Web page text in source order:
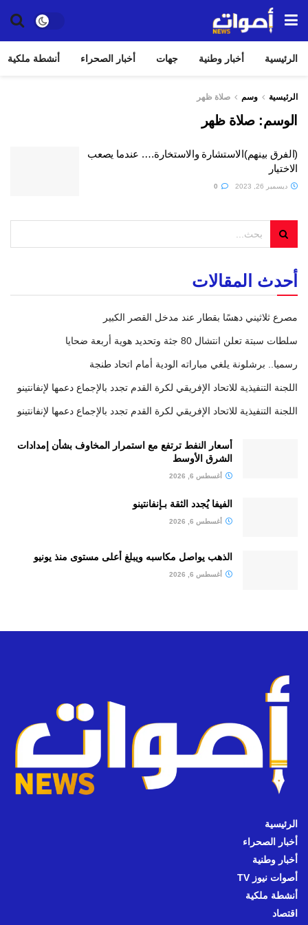
الرئيسية أخبار وطنية جهات أخبار الصحراء أنشطة ملكية
الرئيسية وسم صلاة ظهر
الوسم:صلاة ظهر
(الفرق بينهم)الاستشارة والاستخارة…. عندما يصعب
الاختيار
ديسمبر 26, 2023
أحدث المقالات
مصرع ثلاثيني دهسًا بقطار عند مدخل القصر الكبير
سلطات سبتة تعلن انتشال 80 جثة وتحديد هوية أربعة ضحايا
رسميا.. برشلونة يلغي مباراته الودية أمام اتحاد طنجة
اللجنة التنفيذية للاتحاد الإفريقي لكرة القدم تجدد بالإجماع دعمها لإنفانتينو
اللجنة التنفيذية للاتحاد الإفريقي لكرة القدم تجدد بالإجماع دعمها لإنفانتينو
أسعار النفط ترتفع مع استمرار المخاوف بشأن إمدادات
الشرق الأوسط
أغسطس 6, 2026
الفيفا يُجدد الثقة بـإنفانتينو
أغسطس 6, 2026
الذهب يواصل مكاسبه ويبلغ أعلى مستوى منذ يونيو
أغسطس 6, 2026
الرئيسية
أخبار الصحراء
أخبار وطنية
أصوات نيوز TV
أنشطة ملكية
اقتصاد